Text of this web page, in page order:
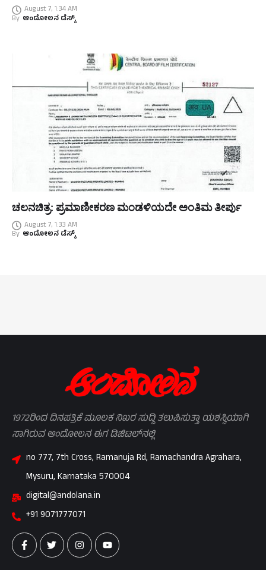
August 7, 1:34 AM
By ಆಂದೋಲನ ಡೆಸ್ಕ್
ಚಲನಚಿತ್ರ: ಪ್ರಮಾಣೀಕರಣ ಮಂಡಳಿಯದೇ ಅಂತಿಮ ತೀರ್ಪು
August 7, 1:33 AM
By ಆಂದೋಲನ ಡೆಸ್ಕ್
1972ರಿಂದ ದಿನಪತ್ರಿಕೆ ಮೂಲಕ ನಿಖರ ಸುದ್ದಿ ತಲುಪಿಸುತ್ತಾ ಯಶಸ್ವಿಯಾಗಿ
ಸಾಗಿರುವ ಆಂದೋಲನ ಈಗ ಡಿಜಿಟಲ್‌ನಲ್ಲಿ
no 777, 7th Cross, Ramanuja Rd, Ramachandra Agrahara,
Mysuru, Karnataka 570004
digital@andolana.in
+91 9071777071